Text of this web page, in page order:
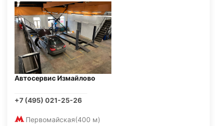
Автосервис Измайлово
+7 (495) 021-25-26
Первомайская(400 м)